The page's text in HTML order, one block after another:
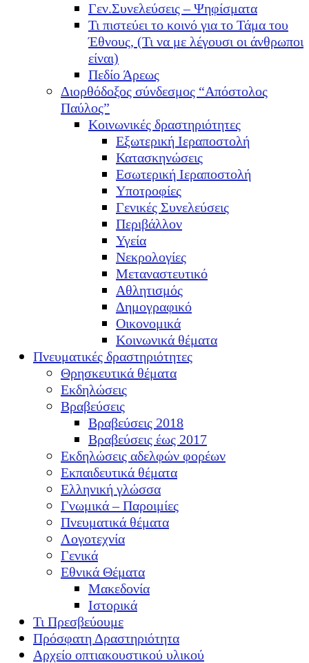
Γεν.Συνελεύσεις – Ψηφίσματα
Τι πιστεύει το κοινό για το Τάμα του
Έθνους, (Τι να με λέγουσι οι άνθρωποι
είναι)
Πεδίο Άρεως
Διορθόδοξος σύνδεσμος “Απόστολος
Παύλος”
Κοινωνικές δραστηριότητες
Εξωτερική Ιεραποστολή
Κατασκηνώσεις
Εσωτερική Ιεραποστολή
Υποτροφίες
Γενικές Συνελεύσεις
Περιβάλλον
Υγεία
Νεκρολογίες
Μεταναστευτικό
Αθλητισμός
Δημογραφικό
Οικονομικά
Κοινωνικά θέματα
Πνευματικές δραστηριότητες
Θρησκευτικά θέματα
Εκδηλώσεις
Βραβεύσεις
Βραβεύσεις 2018
Βραβεύσεις έως 2017
Εκδηλώσεις αδελφών φορέων
Εκπαιδευτικά θέματα
Ελληνική γλώσσα
Γνωμικά – Παροιμίες
Πνευματικά θέματα
Λογοτεχνία
Γενικά
Εθνικά Θέματα
Μακεδονία
Ιστορικά
Τι Πρεσβεύουμε
Πρόσφατη Δραστηριότητα
Αρχείο οπτιακουστικού υλικού